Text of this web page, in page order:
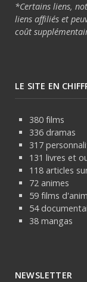
*Certains liens,
liens affiliés et
coût
LE SITE EN
380 films
336 dramas
317
131 livres et
118 articles
72 animes
59 films
54
38 mangas
NEWSLETTER